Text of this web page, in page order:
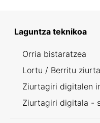
Laguntza teknikoa
Orria bistaratzea
Lortu / Berritu
Ziurtagiri digitalen
Ziurtagiri digitala -